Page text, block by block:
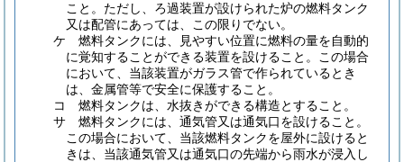
こと。 ただし、ろ過装置が設けられた炉の燃料タンク
又は配管にあっては、この限りでない。
ケ
燃料タンクには、見やすい位置に燃料の量を自動的
に覚知することができる装置を設けること。
この場合
において、当該装置がガラス管で作られているとき
は、金属管等で安全に保護すること。
コ
燃料タンクは、水抜きができる構造とすること。
サ
燃料タンクには、通気管又は通気口を設けること。
この場合において、当該燃料タンクを屋外に設けると
きは、当該通気管又は通気口の先端から雨水が浸入し